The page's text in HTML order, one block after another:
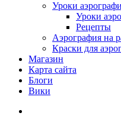
Уроки
Уроки
Рецепты
Аэрография на
Краски для
Магазин
Карта сайта
Блоги
Вики